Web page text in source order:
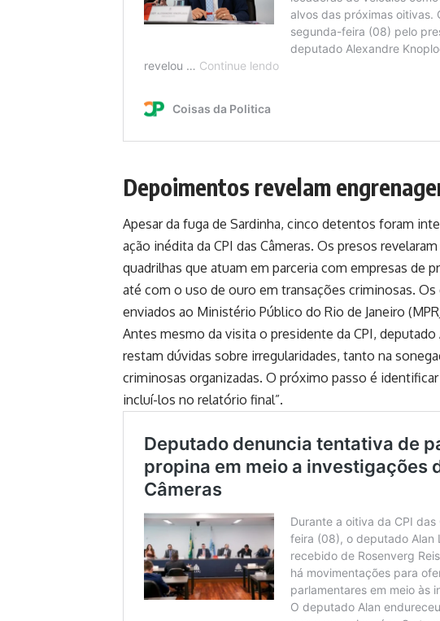
Depoimentos revelam
Apesar da fuga de Sardinha, cinco detentos foram
ação inédita da CPI das Câmeras. Os presos
quadrilhas que atuam em parceria com empresas de
até com o uso de ouro em transações criminosas.
enviados ao Ministério Público do Rio de Janeiro
Antes mesmo da visita o presidente da CPI,
restam dúvidas sobre irregularidades, tanto na
criminosas organizadas. O próximo passo é
incluí-los no relatório final”.